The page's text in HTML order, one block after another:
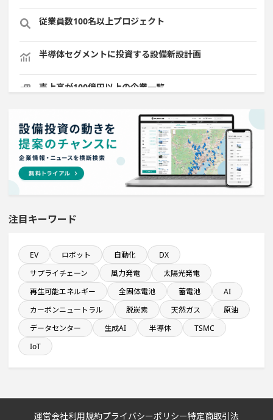
従業員数100名以上プロジェクト
半導体セグメントに投資する設備新設計画
売上高が100億円以上の企業一覧
年間設備投資額が100億円以上の企業一覧
金融・保険事業を営む会社で10億円以上投資する設備新
設計画
食品関連工場のプロジェクト
自動車関連工場のプロジェクト
稼働から約5年経過プロジェクト
直近3か月以内に稼働プロジェクト
来月稼働プロジェクト
注目キーワード
EV ロボット 自動化
DX
サプライチェーン
風力発電
太陽光発電
再生可能エネルギー
全固体電池 蓄電池
AI
カーボンニュートラル
脱炭素 天然ガス
原油
データセンター
生成AI 半導体
TSMC
IoT
運営会社利用規約プライバシーポリシー特定商取引法